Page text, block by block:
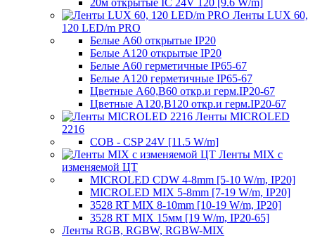
20м открытые IC 24V 120 [9.6 W/m]
Ленты LUX 60,
120 LED/m PRO
Белые A60 открытые IP20
Белые A120 открытые IP20
Белые A60 герметичные IP65-67
Белые A120 герметичные IP65-67
Цветные A60,B60 откр.и герм.IP20-67
Цветные A120,B120 откр.и герм.IP20-67
Ленты MICROLED
2216
COB - CSP 24V [11.5 W/m]
Ленты MIX с
изменяемой ЦТ
MICROLED CDW 4-8mm [5-10 W/m, IP20]
MICROLED MIX 5-8mm [7-19 W/m, IP20]
3528 RT MIX 8-10mm [10-19 W/m, IP20]
3528 RT MIX 15мм [19 W/m, IP20-65]
Ленты RGB, RGBW, RGBW-MIX